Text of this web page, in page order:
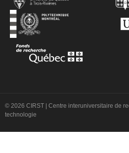
© 2026 CIRST | Centre interuniversitaire de
technologie